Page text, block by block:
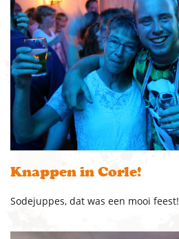
Knappen in Corle!
Sodejuppes, dat was een mooi feest!